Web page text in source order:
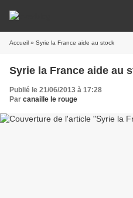
Accueil » Syrie la France aide au stock
Syrie la France aide au
Publié le 21/06/2013 à 17:28
Par canaille le rouge